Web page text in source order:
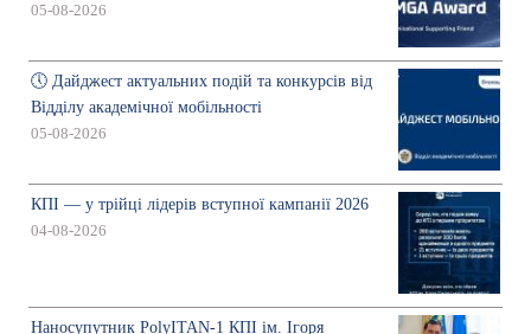
05-08-2026
🕔 Дайджест актуальних подій та конкурсів від
Відділу академічної мобільності
05-08-2026
КПІ — у трійці лідерів вступної кампанії 2026
04-08-2026
Наносупутник PolyITAN-1 КПІ ім. Ігоря